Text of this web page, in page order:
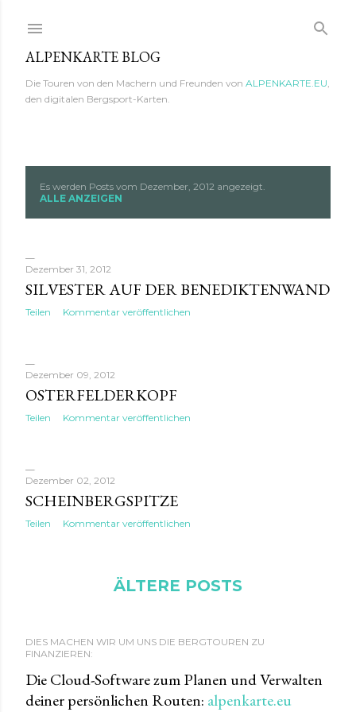
ALPENKARTE BLOG
Die Touren von den Machern und Freunden von ALPENKARTE.EU,
den digitalen Bergsport-Karten.
s
t
s
Es werden Posts vom Dezember, 2012 angezeigt.
ALLE ANZEIGEN
Dezember 31, 2012
SILVESTER AUF DER BENEDIKTENWAND
Teilen Kommentar veröffentlichen
Dezember 09, 2012
OSTERFELDERKOPF
Teilen Kommentar veröffentlichen
Dezember 02, 2012
SCHEINBERGSPITZE
Teilen Kommentar veröffentlichen
ÄLTERE POSTS
DIES MACHEN WIR UM UNS DIE BERGTOUREN ZU
FINANZIEREN:
Die Cloud-Software zum Planen und Verwalten
deiner persönlichen Routen: alpenkarte.eu